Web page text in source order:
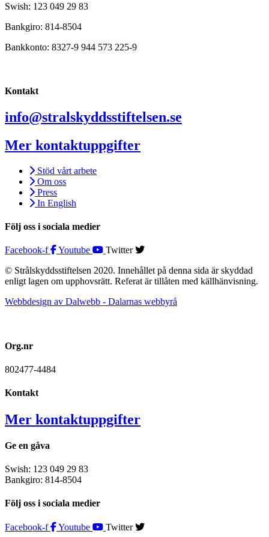
Swish: 123 049 29 83
Bankgiro: 814-8504
Bankkonto: 8327-9 944 573 225-9
Kontakt
info@stralskyddsstiftelsen.se
Mer kontaktuppgifter
Stöd vårt arbete
Om oss
Press
In English
Följ oss i sociala medier
Facebook-f Youtube
Twitter
© Strålskyddsstiftelsen 2020. Innehållet på denna sida är skyddad
enligt lagen om upphovsrätt. Referat är tillåten med källhänvisning.
Webbdesign av Dalwebb - Dalarnas webbyrå
Org.nr
802477-4484
Kontakt
Mer kontaktuppgifter
Ge en gåva
Swish: 123 049 29 83
Bankgiro: 814-8504
Följ oss i sociala medier
Facebook-f Youtube
Twitter